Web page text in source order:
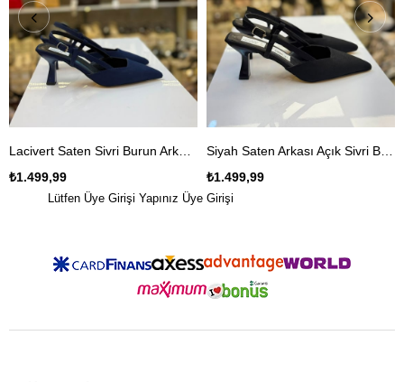
₺1.499,99
₺1.499,99
Lütfen Üye Girişi Yapınız Üye Girişi